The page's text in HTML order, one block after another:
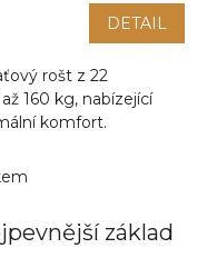
DETAIL
rošt z 22
160 kg, nabízející
komfort.
základ